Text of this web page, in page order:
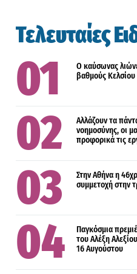
Τελευταίες
Ο καύσωνας
βαθμούς Κελσίου
Αλλάζουν τα
νοημοσύνης, οι
προφορικά τις
Στην Αθήνα η
συμμετοχή στην
Παγκόσμια
του Αλέξη
16 Αυγούστου